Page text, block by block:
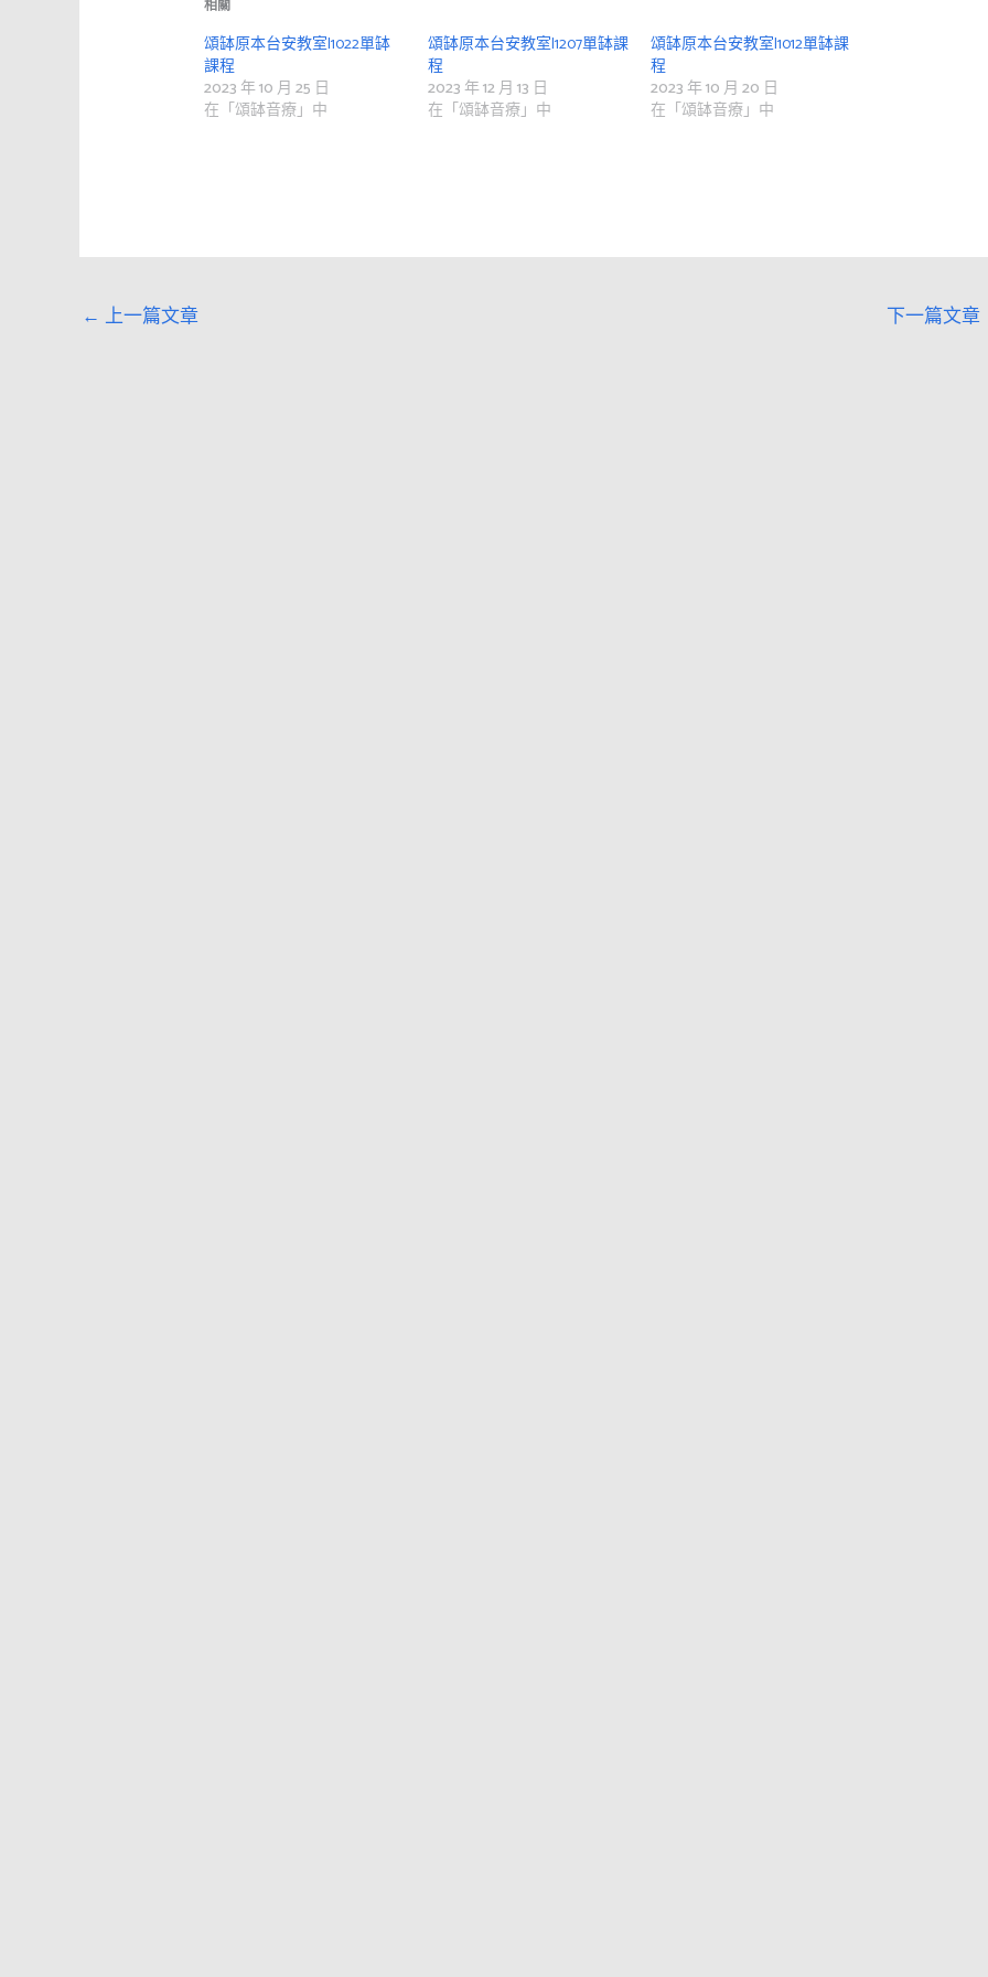
相關
頌缽原本台安教室|1022單缽
課程
2023 年 10 月 25 日
在「頌缽音療」中
頌缽原本台安教室|1207單缽課
程
2023 年 12 月 13 日
在「頌缽音療」中
頌缽原本台安教室|1012單缽課
程
2023 年 10 月 20 日
在「頌缽音療」中
← 上一篇文章 下一篇文章